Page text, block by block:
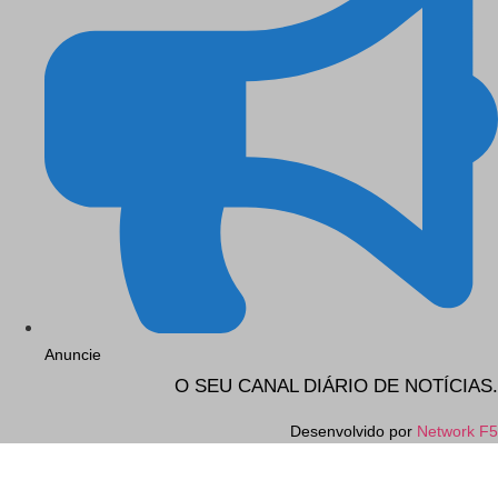
Anuncie
O SEU CANAL DIÁRIO DE NOTÍCIAS.
Desenvolvido por Network F5